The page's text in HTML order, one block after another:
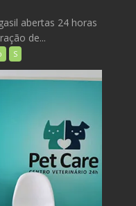
abertas 24 horas
de...
S